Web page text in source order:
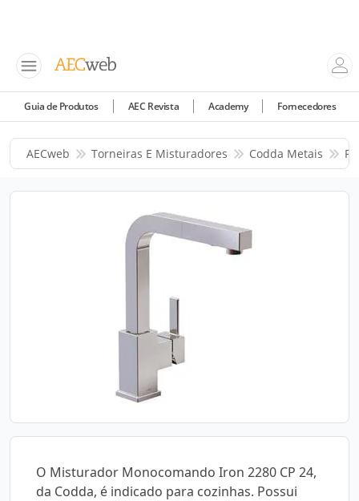
Guia de Produtos AEC Revista Academy Fornecedores
AECweb Torneiras E Misturadores Codda Metais
O Misturador Monocomando Iron 2280 CP 24,
da Codda, é indicado para cozinhas. Possui